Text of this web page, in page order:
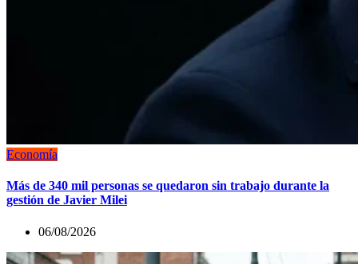
Economía
Más de 340 mil personas se quedaron sin trabajo durante la
gestión de Javier Milei
06/08/2026